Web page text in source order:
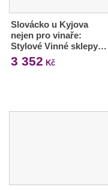
Slovácko u Kyjova
nejen pro vinaře:
Stylové Vinné sklepy…
3 352 Kč